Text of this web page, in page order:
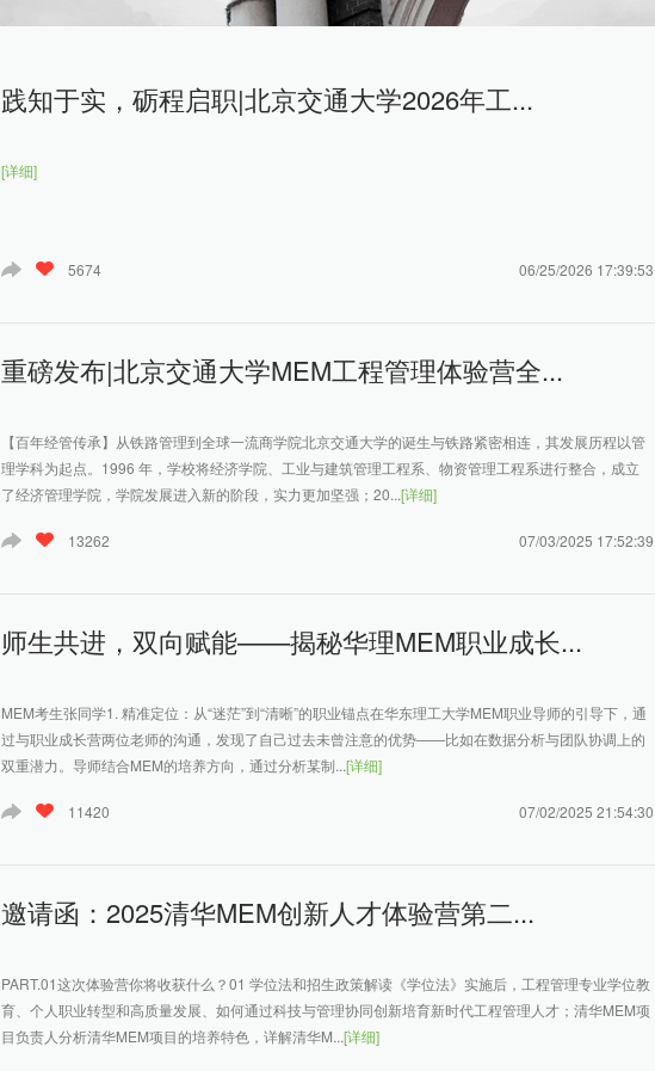
践知于实，砺程启职|北京交通大学2026年工...
[详细]
5674 06/25/2026 17:39:53
重磅发布|北京交通大学MEM工程管理体验营全...
【百年经管传承】从铁路管理到全球一流商学院北京交通大学的诞生与铁路紧密相连，其发展历程以管
理学科为起点。1996 年，学校将经济学院、工业与建筑管理工程系、物资管理工程系进行整合，成立
了经济管理学院，学院发展进入新的阶段，实力更加坚强；20...[详细]
13262 07/03/2025 17:52:39
师生共进，双向赋能——揭秘华理MEM职业成长...
MEM考生张同学1. 精准定位：从“迷茫”到“清晰”的职业锚点在华东理工大学MEM职业导师的引导下，通
过与职业成长营两位老师的沟通，发现了自己过去未曾注意的优势——比如在数据分析与团队协调上的
双重潜力。导师结合MEM的培养方向，通过分析某制...[详细]
11420 07/02/2025 21:54:30
邀请函：2025清华MEM创新人才体验营第二...
PART.01这次体验营你将收获什么？01 学位法和招生政策解读《学位法》实施后，工程管理专业学位教
育、个人职业转型和高质量发展、如何通过科技与管理协同创新培育新时代工程管理人才；清华MEM项
目负责人分析清华MEM项目的培养特色，详解清华M...[详细]